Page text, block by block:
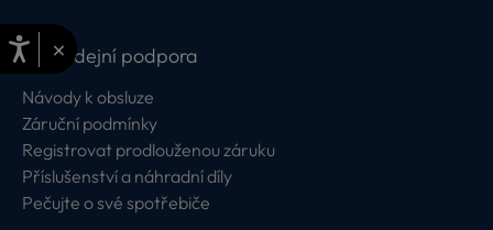
Poprodejní podpora
Návody k obsluze
Záruční podmínky
Registrovat prodlouženou záruku
Příslušenství a náhradní díly
Pečujte o své spotřebiče
×